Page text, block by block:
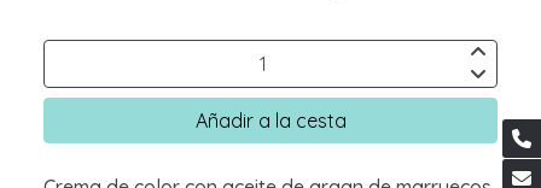
Añadir a la cesta